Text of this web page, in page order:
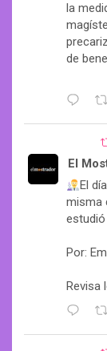
la
de
El
El
misma
estudió
Por:
Revisa